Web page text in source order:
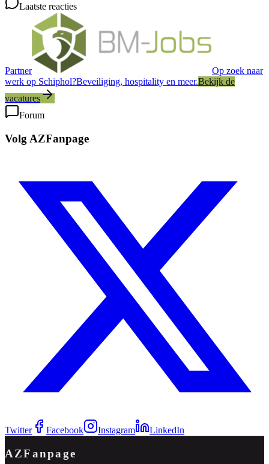
Laatste reacties
Partner
Op zoek naar
werk op Schiphol?Beveiliging, hospitality en meer.Bekijk de
vacatures
Forum
Volg AZFanpage
Twitter Facebook Instagram LinkedIn
AZFanpage